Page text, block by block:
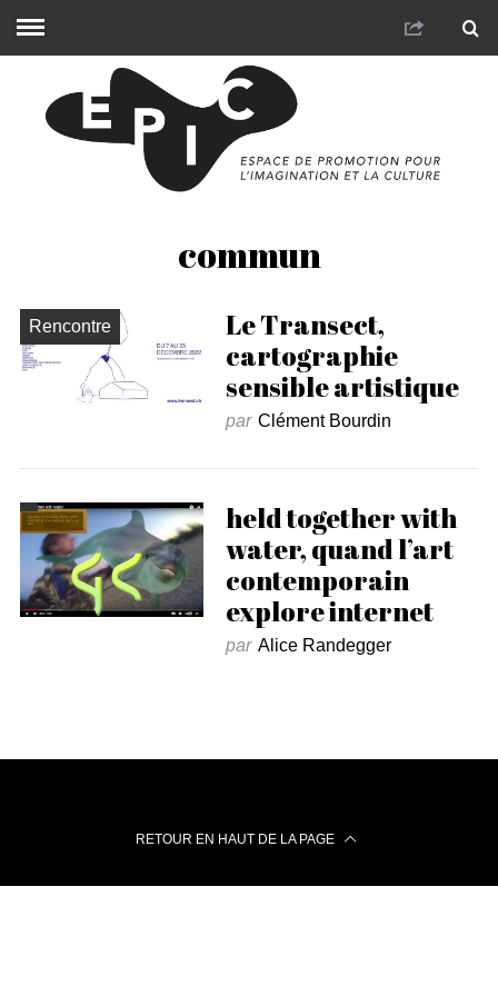
commun
Rencontre
Le Transect,
cartographie
sensible artistique
par Clément Bourdin
held together with
water, quand l’art
contemporain
explore internet
par Alice Randegger
RETOUR EN HAUT DE LA PAGE